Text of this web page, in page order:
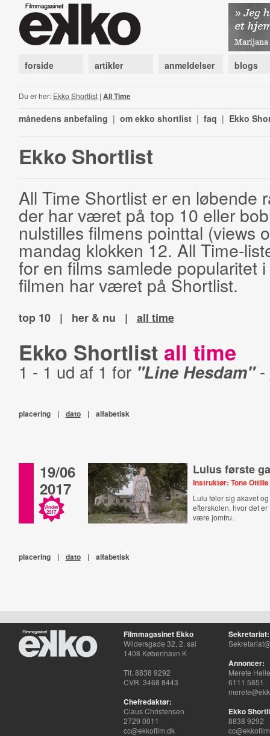
forside artikler anmeldelser blogs
Du er her: Ekko Shortlist| All Time
månedens anbefaling | om ekko shortlist | faq | Ekko
Ekko Shortlist
All Time Shortlist er en løbende
der har været på top 10 eller
nulstilles filmens pointtal (views
mandag klokken 12. All Time-
for en films samlede popularitet
filmen har været på Shortlist.
top 10 | her & nu | all time
Ekko Shortlist all time
1 - 1 ud af 1 for "Line Hesdam"-
placering | dato | alfabetisk
19/06
2017
Vinder
2017
Lulus første
Instruktør: Tone Ottilie
Lulu føler sig akavet
efterskolen, hvor det
være jomfru.
placering | dato | alfabetisk
Filmmagasinet Ekko
Wildersgade 32, 2. sal
1408 København K
Tlf. 8838 9292
CVR. 3468 8443
Chefredaktør:
Claus Christensen
2729 0011
cc@ekkofilm.dk
Sekretariat:
Annoncer:
Merete
6111 5851
Ekko
8838 9292